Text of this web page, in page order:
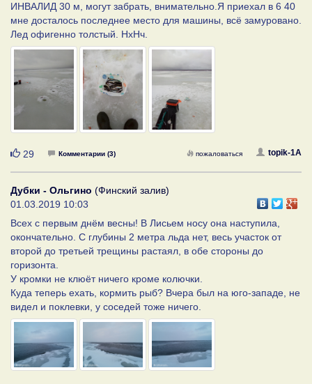
ИНВАЛИД 30 м, могут забрать, внимательно.Я приехал в 6 40
мне досталось последнее место для машины, всё замуровано.
Лед офигенно толстый. НхНч.
Нравится
29 Комментарии (3) topik-1A
пожаловаться
Дубки - Ольгино (Финский залив)
01.03.2019 10:03
Всех с первым днём весны! В Лисьем носу она наступила,
окончательно. С глубины 2 метра льда нет, весь участок от
второй до третьей трещины растаял, в обе стороны до
горизонта.
У кромки не клюёт ничего кроме колючки.
Куда теперь ехать, кормить рыб? Вчера был на юго-западе, не
видел и поклевки, у соседей тоже ничего.